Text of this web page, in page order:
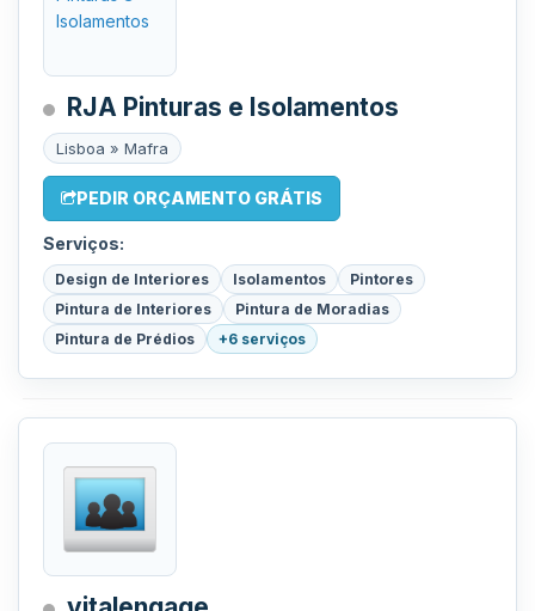
RJA Pinturas e Isolamentos
Lisboa » Mafra
PEDIR ORÇAMENTO GRÁTIS
Serviços:
Design de Interiores Isolamentos
Pintores
Pintura de Interiores
Pintura de Moradias
Pintura de Prédios
+6 serviços